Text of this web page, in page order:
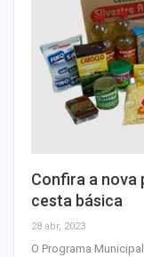
Confira a nova
cesta básica
28 abr, 2023
O Programa